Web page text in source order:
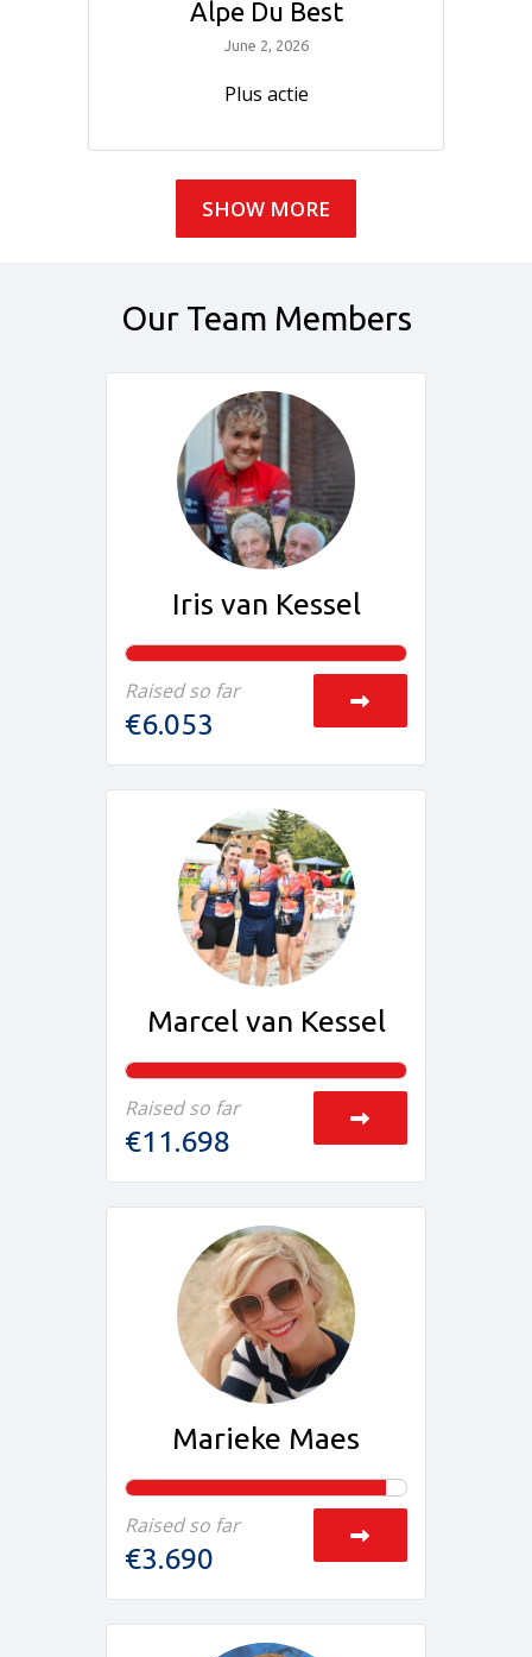
Alpe Du Best
June 2, 2026
Plus actie
SHOW MORE
Our Team Members
Iris van Kessel
Raised so far
€6.053
Marcel van Kessel
Raised so far
€11.698
Marieke Maes
Raised so far
€3.690